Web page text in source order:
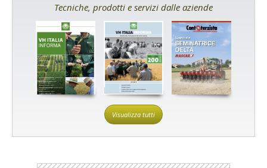
Tecniche, prodotti e servizi dalle aziende
Visualizza tutti